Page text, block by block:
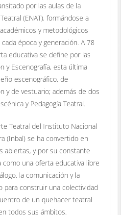
por las aulas de la
(ENAT), formándose a
y metodológicos
época y generación. A 78
educativa se define por las
y Escenografía, esta última
escenográfico, de
y de vestuario; además de dos
y Pedagogía Teatral.
Teatral del Instituto Nacional
(Inbal) se ha convertido en
abiertas, y por su constante
como una oferta educativa libre
la comunicación y la
para construir una colectividad
de un quehacer teatral
todos sus ámbitos.